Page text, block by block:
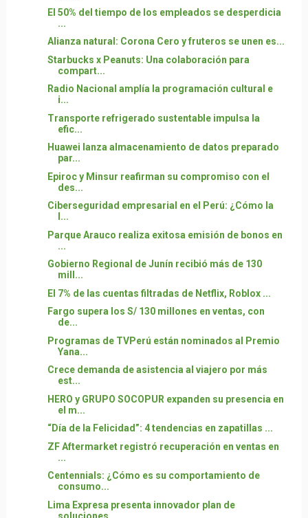
El 50% del tiempo de los empleados se desperdicia
...
Alianza natural: Corona Cero y fruteros se unen es...
Starbucks x Peanuts: Una colaboración para
compart...
Radio Nacional amplía la programación cultural e
i...
Transporte refrigerado sustentable impulsa la
efic...
Huawei lanza almacenamiento de datos preparado
par...
Epiroc y Minsur reafirman su compromiso con el
des...
Ciberseguridad empresarial en el Perú: ¿Cómo la
I...
Parque Arauco realiza exitosa emisión de bonos en
...
Gobierno Regional de Junín recibió más de 130
mill...
El 7% de las cuentas filtradas de Netflix, Roblox ...
Fargo supera los S/ 130 millones en ventas, con
de...
Programas de TVPerú están nominados al Premio
Yana...
Crece demanda de asistencia al viajero por más
est...
HERO y GRUPO SOCOPUR expanden su presencia en
el m...
“Día de la Felicidad”: 4 tendencias en zapatillas ...
ZF Aftermarket registró recuperación en ventas en
...
Centennials: ¿Cómo es su comportamiento de
consumo...
Lima Expresa presenta innovador plan de
soluciones...